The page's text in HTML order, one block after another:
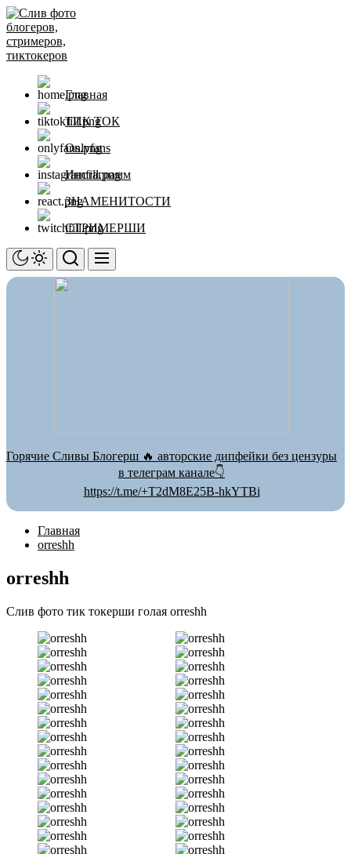
Перейти
к
содержимому
Главная
ТИК ТОК
Onlyfans
Инстаграмм
ЗНАМЕНИТОСТИ
СТРИМЕРШИ
Горячие Сливы Блогерш 🔥 авторские дипфейки без цензуры
в телеграм канале👇
https://t.me/+T2dM8E25B-hkYTBi
Главная
orreshh
orreshh
Слив фото тик токерши голая orreshh